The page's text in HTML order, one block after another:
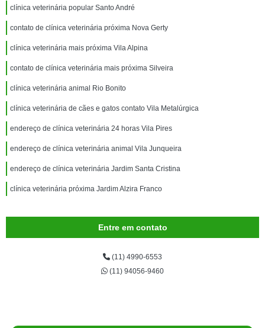
clínica veterinária popular Santo André
contato de clínica veterinária próxima Nova Gerty
clínica veterinária mais próxima Vila Alpina
contato de clínica veterinária mais próxima Silveira
clínica veterinária animal Rio Bonito
clínica veterinária de cães e gatos contato Vila Metalúrgica
endereço de clínica veterinária 24 horas Vila Pires
endereço de clínica veterinária animal Vila Junqueira
endereço de clínica veterinária Jardim Santa Cristina
clínica veterinária próxima Jardim Alzira Franco
Entre em contato
(11) 4990-6553
(11) 94056-9460